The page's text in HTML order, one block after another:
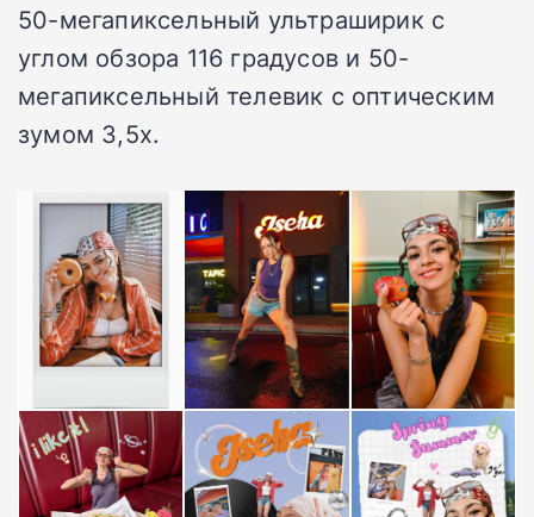
50-мегапиксельный ультраширик с
углом обзора 116 градусов и 50-
мегапиксельный телевик с оптическим
зумом 3,5х.